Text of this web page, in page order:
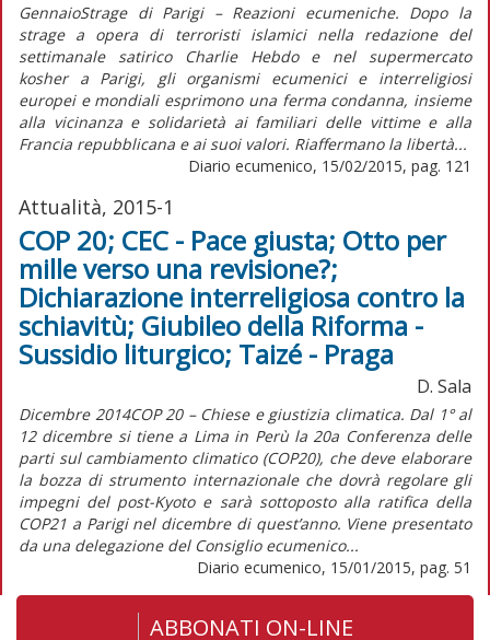
GennaioStrage di Parigi – Reazioni ecumeniche. Dopo la
strage a opera di terroristi islamici nella redazione del
settimanale satirico Charlie Hebdo e nel supermercato
kosher a Parigi, gli organismi ecumenici e interreligiosi
europei e mondiali esprimono una ferma condanna, insieme
alla vicinanza e solidarietà ai familiari delle vittime e alla
Francia repubblicana e ai suoi valori. Riaffermano la libertà...
Diario ecumenico, 15/02/2015, pag. 121
Attualità, 2015-1
COP 20; CEC - Pace giusta; Otto per
mille verso una revisione?;
Dichiarazione interreligiosa contro la
schiavitù; Giubileo della Riforma -
Sussidio liturgico; Taizé - Praga
D. Sala
Dicembre 2014COP 20 – Chiese e giustizia climatica. Dal 1° al
12 dicembre si tiene a Lima in Perù la 20a Conferenza delle
parti sul cambiamento climatico (COP20), che deve elaborare
la bozza di strumento internazionale che dovrà regolare gli
impegni del post-Kyoto e sarà sottoposto alla ratifica della
COP21 a Parigi nel dicembre di quest’anno. Viene presentato
da una delegazione del Consiglio ecumenico...
Diario ecumenico, 15/01/2015, pag. 51
ABBONATI ON-LINE